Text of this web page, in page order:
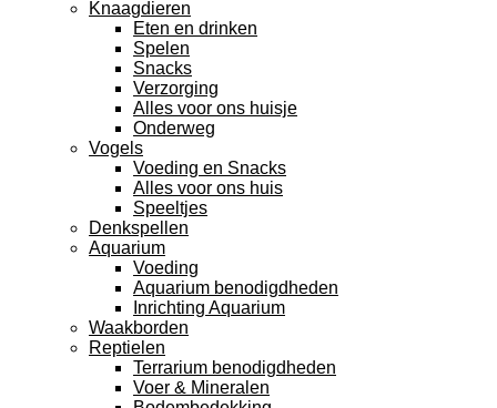
Knaagdieren
Eten en drinken
Spelen
Snacks
Verzorging
Alles voor ons huisje
Onderweg
Vogels
Voeding en Snacks
Alles voor ons huis
Speeltjes
Denkspellen
Aquarium
Voeding
Aquarium benodigdheden
Inrichting Aquarium
Waakborden
Reptielen
Terrarium benodigdheden
Voer & Mineralen